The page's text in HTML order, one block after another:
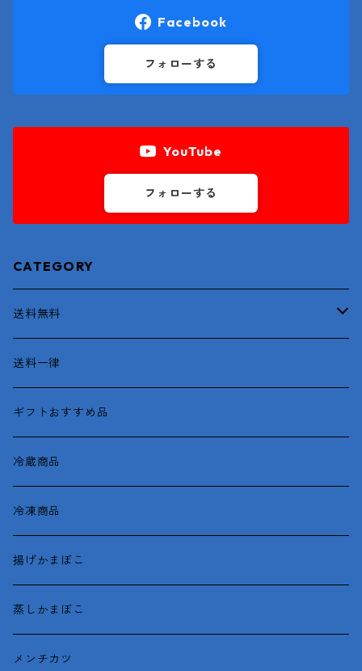
Facebook
フォローする
YouTube
フォローする
CATEGORY
送料無料
函館産
がごめとろろ昆布
送料一律
ギフトおすすめ品
冷蔵商品
冷凍商品
揚げかまぼこ
蒸しかまぼこ
メンチカツ